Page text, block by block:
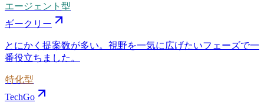
エージェント型
ギークリー
とにかく提案数が多い。視野を一気に広げたいフェーズで一
番役立ちました。
特化型
TechGo